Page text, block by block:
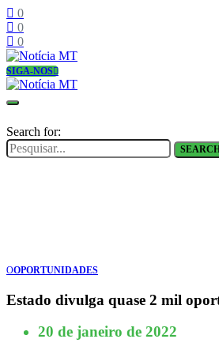
0
0
0
SIGA-NOS
Search for:
OOPORTUNIDADES
Estado divulga quase 2 mil
20 de janeiro de 2022